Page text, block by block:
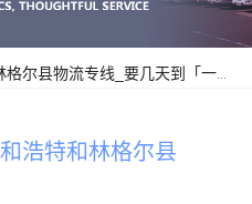
尔县物流专线_要几天到「一站直达」
浩特和林格尔县